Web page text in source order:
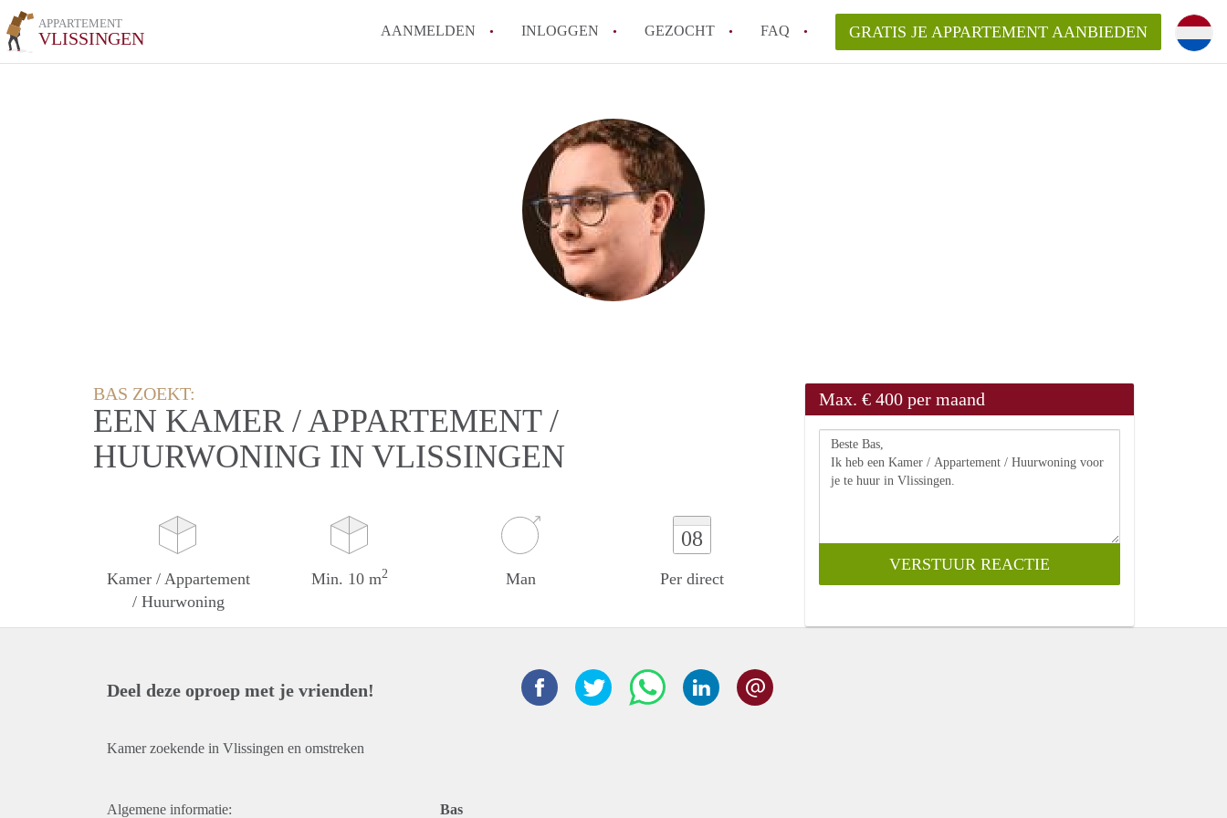
APPARTEMENT
VLISSINGEN AANMELDEN INLOGGEN GEZOCHT FAQ
How to translate AppartementenVlissingen!
Wat is AppartementenVlissingen?
Hoeveel kost het om te reageren op een Appartement in Vlissingen?
Wat is de privacyverklaring van AppartementenVlissingen?
Berekent AppartementenVlissingen
makelaarsvergoeding/bemiddelingsvergoeding?
Alle veelgestelde vragen
GRATIS JE APPARTEMENT AANBIEDEN
BAS ZOEKT:
EEN KAMER / APPARTEMENT /
HUURWONING IN VLISSINGEN
Kamer / Appartement
/ Huurwoning
Min. 10 m2 Man
08
Per direct
Max. € 400 per maand
Deel deze oproep met je vrienden!
Kamer zoekende in Vlissingen en omstreken
Algemene informatie: Bas